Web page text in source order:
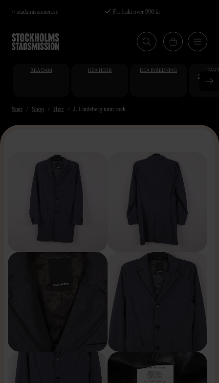
Hoppa
till
huvudinnehåll
< stadsmissionen.se Fri frakt över 990 kr
REA DAM REA HERR REA INREDNING
Start Shop Herr J. Lindeberg tunn rock